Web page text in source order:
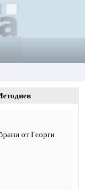
от Георги